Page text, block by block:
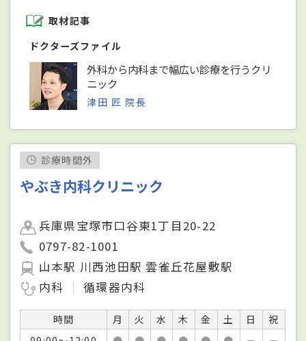
取材記事
ドクターズファイル
外科から内科まで幅広い診療を行うクリ
ニック
津田 匠 院長
診療時間外
やぶき内科クリニック
兵庫県宝塚市口谷東1丁目20-22
0797-82-1001
山本駅 川西池田駅 雲雀丘花屋敷駅
内科
循環器内科
時間 月 火 水 木 金 土 日
祝